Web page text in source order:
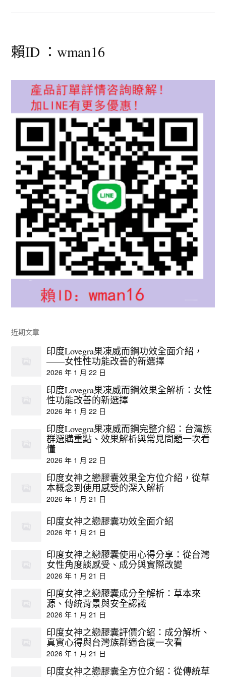
賴ID ：wman16
近期文章
印度Lovegra果凍威而鋼功效全面介紹，
——女性性功能改善的新選擇
2026 年 1 月 22 日
印度Lovegra果凍威而鋼效果全解析：女性
性功能改善的新選擇
2026 年 1 月 22 日
印度Lovegra果凍威而鋼完整介紹：台灣族
群選購重點、效果解析與常見問題一次看
懂
2026 年 1 月 22 日
印度女神之戀膠囊效果全方位介紹，從草
本概念到使用感受的深入解析
2026 年 1 月 21 日
印度女神之戀膠囊功效全面介紹
2026 年 1 月 21 日
印度女神之戀膠囊使用心得分享：從台灣
女性角度談感受、成分與實際改變
2026 年 1 月 21 日
印度女神之戀膠囊成分全解析：草本來
源、傳統背景與安全認識
2026 年 1 月 21 日
印度女神之戀膠囊評價介紹：成分解析、
真實心得與台灣族群適合度一次看
2026 年 1 月 21 日
印度女神之戀膠囊全方位介紹：從傳統草